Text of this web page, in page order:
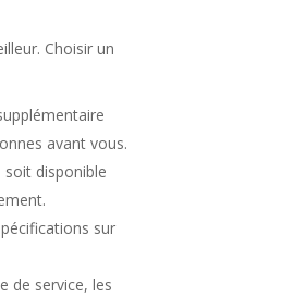
Choisir un
avant vous.
disponible
sur
de service, les